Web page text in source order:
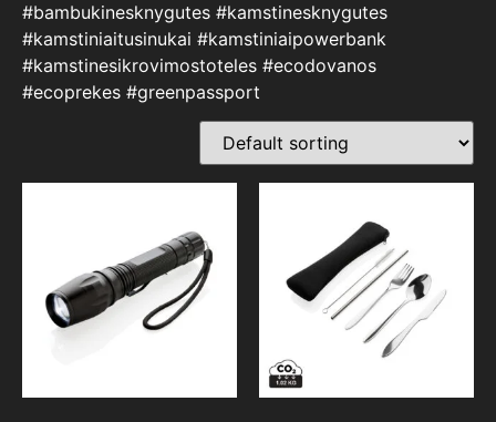
#bambukinesknygutes #kamstinesknygutes
#kamstiniaitusinukai #kamstiniaipowerbank
#kamstinesikrovimostoteles #ecodovanos
#ecoprekes #greenpassport